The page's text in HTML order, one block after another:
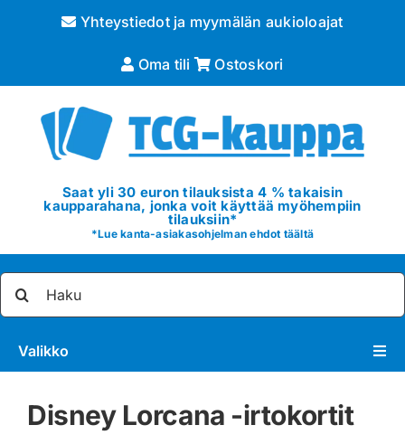
Yhteystiedot ja myymälän aukioloajat
Oma tili Ostoskori
Saat yli 30 euron tilauksista 4 % takaisin
kaupparahana, jonka voit käyttää myöhempiin
tilauksiin*
*Lue kanta-asiakasohjelman ehdot täältä
Valikko
Disney Lorcana -irtokortit